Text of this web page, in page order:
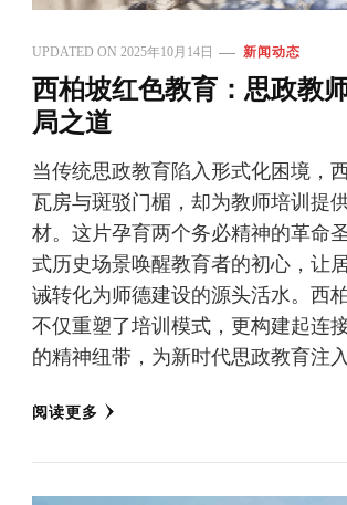
UPDATED ON 2025年10月14日 新闻动态
西柏坡红色教育：思政教
局之道
当传统思政教育陷入形式化困境，
瓦房与斑驳门楣，却为教师培训提
材。这片孕育两个务必精神的革命
式历史场景唤醒教育者的初心，让
诫转化为师德建设的源头活水。西
不仅重塑了培训模式，更构建起连
的精神纽带，为新时代思政教育注
阅读更多